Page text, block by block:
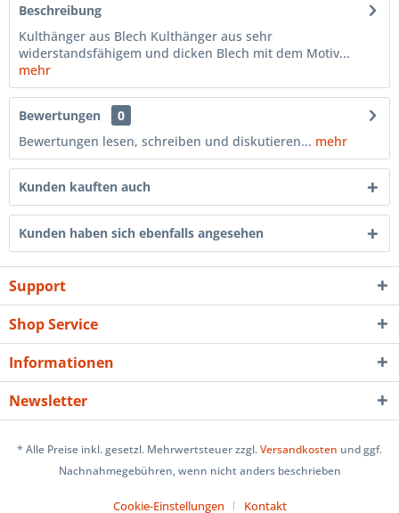
Beschreibung
Kulthänger aus Blech Kulthänger aus sehr
widerstandsfähigem und dicken Blech mit dem Motiv...
mehr
Bewertungen
0
Bewertungen lesen, schreiben und diskutieren... mehr
Kunden kauften auch
Kunden haben sich ebenfalls angesehen
Support
Shop Service
Informationen
Newsletter
* Alle Preise inkl. gesetzl. Mehrwertsteuer zzgl.Versandkosten und ggf.
Nachnahmegebühren, wenn nicht anders beschrieben
Cookie-Einstellungen Kontakt